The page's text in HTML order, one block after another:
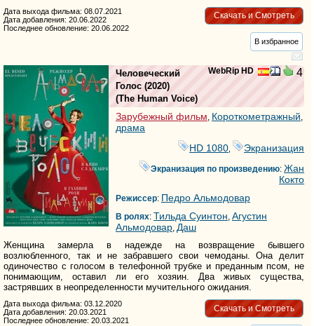
Скачать и Смотреть
Дата выхода фильма: 08.07.2021
Дата добавления: 20.06.2022
Последнее обновление: 20.06.2022
В избранное
WebRip HD 4
Человеческий
Голос (2020)
(The Human Voice)
Зарубежный фильм Короткометражный
драма
HD 1080
Экранизация
Экранизация по произведению:Жан
Кокто
Режиссер: Педро Альмодовар
В ролях: Тильда Суинтон Агустин
Альмодовар Даш
Женщина замерла в надежде на возвращение бывшего
возлюбленного, так и не забравшего свои чемоданы. Она делит
одиночество с голосом в телефонной трубке и преданным псом, не
понимающим, оставил ли его хозяин. Два живых существа,
застрявших в неопределенности мучительного ожидания.
Скачать и Смотреть
Дата выхода фильма: 03.12.2020
Дата добавления: 20.03.2021
Последнее обновление: 20.03.2021